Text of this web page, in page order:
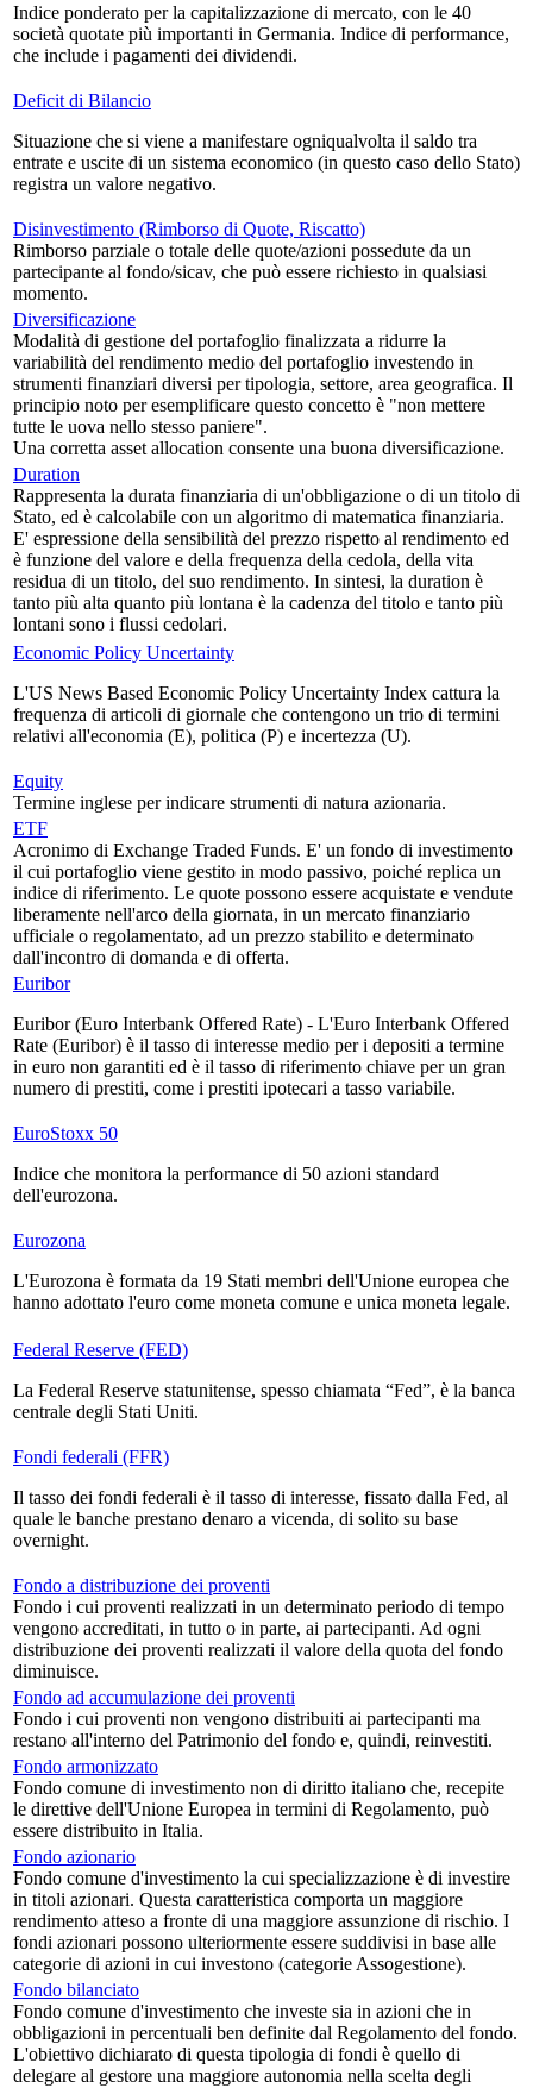
Indice ponderato per la capitalizzazione di mercato, con le 40
società quotate più importanti in Germania. Indice di performance,
che include i pagamenti dei dividendi.
Deficit di Bilancio
Situazione che si viene a manifestare ogniqualvolta il saldo tra
entrate e uscite di un sistema economico (in questo caso dello Stato)
registra un valore negativo.
Disinvestimento (Rimborso di Quote, Riscatto)
Rimborso parziale o totale delle quote/azioni possedute da un
partecipante al fondo/sicav, che può essere richiesto in qualsiasi
momento.
Diversificazione
Modalità di gestione del portafoglio finalizzata a ridurre la
variabilità del rendimento medio del portafoglio investendo in
strumenti finanziari diversi per tipologia, settore, area geografica. Il
principio noto per esemplificare questo concetto è "non mettere
tutte le uova nello stesso paniere".
Una corretta asset allocation consente una buona diversificazione.
Duration
Rappresenta la durata finanziaria di un'obbligazione o di un titolo di
Stato, ed è calcolabile con un algoritmo di matematica finanziaria.
E' espressione della sensibilità del prezzo rispetto al rendimento ed
è funzione del valore e della frequenza della cedola, della vita
residua di un titolo, del suo rendimento. In sintesi, la duration è
tanto più alta quanto più lontana è la cadenza del titolo e tanto più
lontani sono i flussi cedolari.
Economic Policy Uncertainty
L'US News Based Economic Policy Uncertainty Index cattura la
frequenza di articoli di giornale che contengono un trio di termini
relativi all'economia (E), politica (P) e incertezza (U).
Equity
Termine inglese per indicare strumenti di natura azionaria.
ETF
Acronimo di Exchange Traded Funds. E' un fondo di investimento
il cui portafoglio viene gestito in modo passivo, poiché replica un
indice di riferimento. Le quote possono essere acquistate e vendute
liberamente nell'arco della giornata, in un mercato finanziario
ufficiale o regolamentato, ad un prezzo stabilito e determinato
dall'incontro di domanda e di offerta.
Euribor
Euribor (Euro Interbank Offered Rate) - L'Euro Interbank Offered
Rate (Euribor) è il tasso di interesse medio per i depositi a termine
in euro non garantiti ed è il tasso di riferimento chiave per un gran
numero di prestiti, come i prestiti ipotecari a tasso variabile.
EuroStoxx 50
Indice che monitora la performance di 50 azioni standard
dell'eurozona.
Eurozona
L'Eurozona è formata da 19 Stati membri dell'Unione europea che
hanno adottato l'euro come moneta comune e unica moneta legale.
Federal Reserve (FED)
La Federal Reserve statunitense, spesso chiamata “Fed”, è la banca
centrale degli Stati Uniti.
Fondi federali (FFR)
Il tasso dei fondi federali è il tasso di interesse, fissato dalla Fed, al
quale le banche prestano denaro a vicenda, di solito su base
overnight.
Fondo a distribuzione dei proventi
Fondo i cui proventi realizzati in un determinato periodo di tempo
vengono accreditati, in tutto o in parte, ai partecipanti. Ad ogni
distribuzione dei proventi realizzati il valore della quota del fondo
diminuisce.
Fondo ad accumulazione dei proventi
Fondo i cui proventi non vengono distribuiti ai partecipanti ma
restano all'interno del Patrimonio del fondo e, quindi, reinvestiti.
Fondo armonizzato
Fondo comune di investimento non di diritto italiano che, recepite
le direttive dell'Unione Europea in termini di Regolamento, può
essere distribuito in Italia.
Fondo azionario
Fondo comune d'investimento la cui specializzazione è di investire
in titoli azionari. Questa caratteristica comporta un maggiore
rendimento atteso a fronte di una maggiore assunzione di rischio. I
fondi azionari possono ulteriormente essere suddivisi in base alle
categorie di azioni in cui investono (categorie Assogestione).
Fondo bilanciato
Fondo comune d'investimento che investe sia in azioni che in
obbligazioni in percentuali ben definite dal Regolamento del fondo.
L'obiettivo dichiarato di questa tipologia di fondi è quello di
delegare al gestore una maggiore autonomia nella scelta degli